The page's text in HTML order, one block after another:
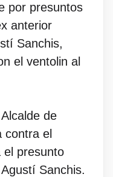
por presuntos
anterior
Sanchis,
el ventolin al
de
contra el
el presunto
Sanchis.